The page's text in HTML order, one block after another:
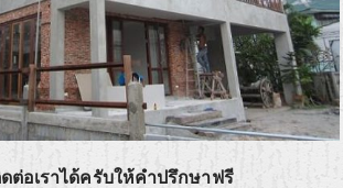
ต่อเราได้ครับให้คำปรึกษาฟรี